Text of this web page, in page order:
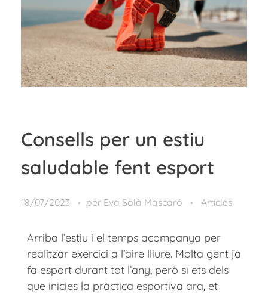
Consells per un estiu
saludable fent esport
18/07/2023 per Eva Solà Mascaró Articles
Arriba l’estiu i el temps acompanya per
realitzar exercici a l’aire lliure. Molta gent ja
fa esport durant tot l’any, però si ets dels
que inicies la pràctica esportiva ara, et